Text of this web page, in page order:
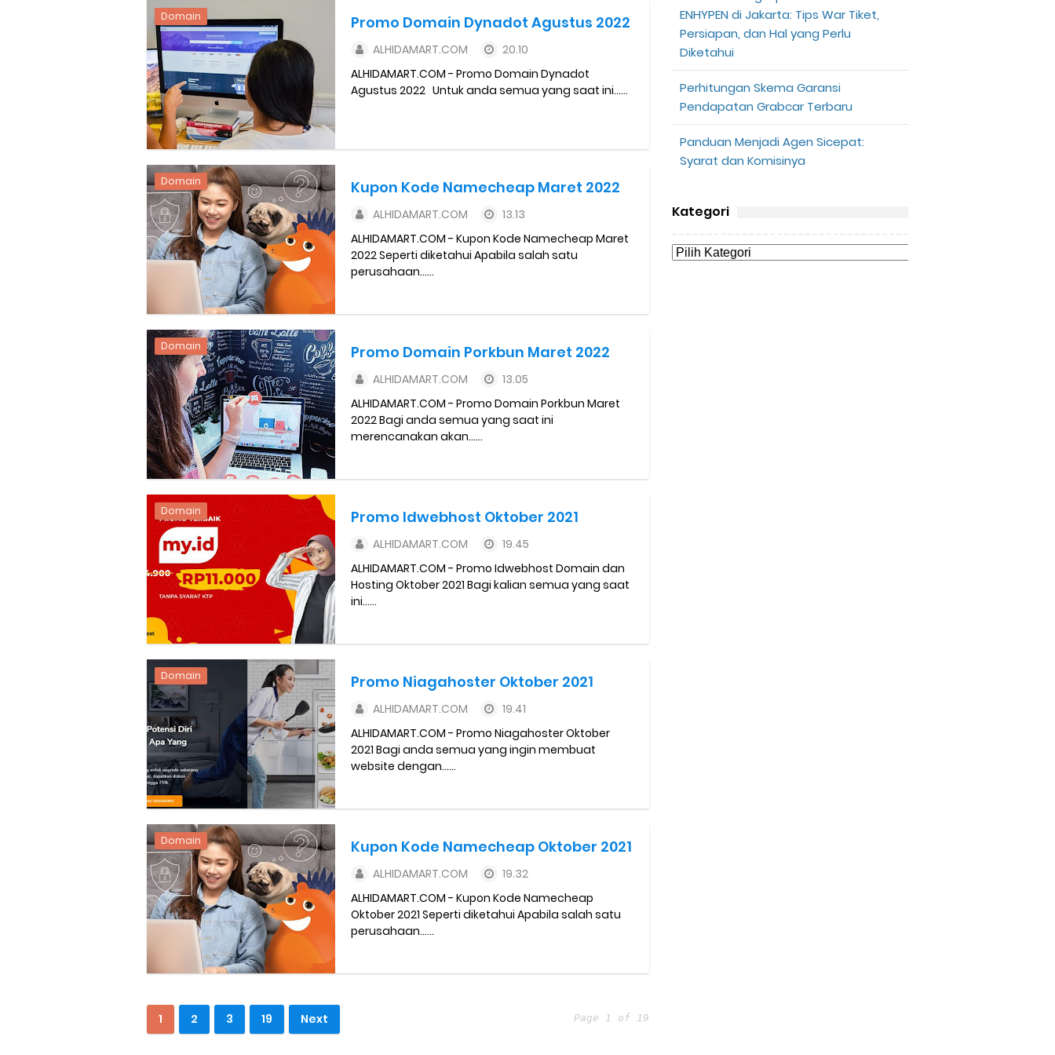
Cara Ping DNS Server Gojek Gopartner
Cara Mudah Melihat Nomor Shopeepay Sendiri dan Orang Lain
7 Cara Mudah Top Up Grab untuk Driver
5 Versi Map Paling Gacor Untuk Ojek Online
Penyebab dan Cara Memulihkan Akun Gojek Dibekukan
Cara Menghitung Penghasilan Grab Sesuai dengan Orderan
Cara Menggunakan Paket Telkomsel Mitra Gojek
5 Cara Top Up InDriver dengan Mudah
5 Biaya Potongan Shopee Food yang Perlu Kamu Ketahui
10 Cara Jitu Autobid Untuk Lala Motor dan Mobil 2023
Batas Saldo Untuk Akun Gopay Biasa dan Upgrade
Cara Mudah Melihat QR dan Barcode Shopeepay
Enroute Drop: Arti dan Penjelasan Resi Gosend
Cara Transfer Gopay ke Shopeepay Tanpa Potongan
Cara Ping Server Shopee Food 2022
Cara Menghubungi CS Lalamove dan Jam Operasionalnya
Cara Mengatasi Aplikasi Gojek Mengalami Gangguan
Domain Promo Domain Dynadot Agustus 2022
ALHIDAMART.COM
20.10
ALHIDAMART.COM - Promo Domain Dynadot
Agustus 2022 Untuk anda semua yang saat ini......
Domain Kupon Kode Namecheap Maret 2022
ALHIDAMART.COM
13.13
ALHIDAMART.COM - Kupon Kode Namecheap Maret
2022 Seperti diketahui Apabila salah satu
perusahaan......
Domain Promo Domain Porkbun Maret 2022
ALHIDAMART.COM
13.05
ALHIDAMART.COM - Promo Domain Porkbun Maret
2022 Bagi anda semua yang saat ini
merencanakan akan......
Domain Promo Idwebhost Oktober 2021
ALHIDAMART.COM
19.45
ALHIDAMART.COM - Promo Idwebhost Domain dan
Hosting Oktober 2021 Bagi kalian semua yang saat
ini......
Domain Promo Niagahoster Oktober 2021
ALHIDAMART.COM
19.41
ALHIDAMART.COM - Promo Niagahoster Oktober
2021 Bagi anda semua yang ingin membuat
website dengan......
Domain Kupon Kode Namecheap Oktober 2021
ALHIDAMART.COM
19.32
ALHIDAMART.COM - Kupon Kode Namecheap
Oktober 2021 Seperti diketahui Apabila salah satu
perusahaan......
Page 1 of 19
1 2 3 19 Next
ENHYPEN di Jakarta: Tips War Tiket,
Persiapan, dan Hal yang Perlu
Diketahui
Perhitungan Skema Garansi
Pendapatan Grabcar Terbaru
Panduan Menjadi Agen Sicepat:
Syarat dan Komisinya
Kategori